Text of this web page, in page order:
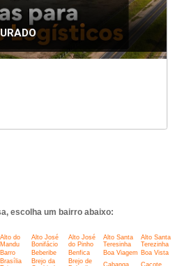
escolha um bairro abaixo:
Alto do
Mandu
Alto José
Bonifácio
Alto José
do Pinho
Alto Santa
Teresinha
Alto Santa
Terezinha
Barro Beberibe Benfica Boa Viagem Boa Vista
Brasília
Brejo da
Brejo de